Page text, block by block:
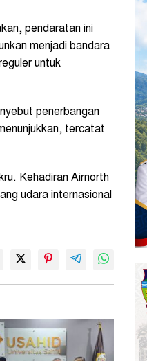
pendaratan ini
menjadi bandara
untuk
penerbangan
tercatat
Kehadiran Airnorth
udara internasional